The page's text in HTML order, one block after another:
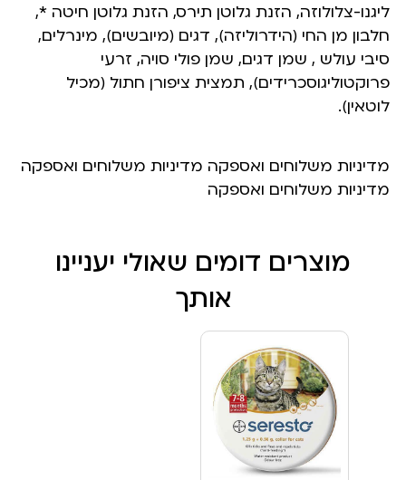
ליגנו-צלולוזה, הזנת גלוטן תירס, הזנת גלוטן חיטה *,
חלבון מן החי (הידרוליזה), דגים (מיובשים), מינרלים,
סיבי עולש , שמן דגים, שמן פולי סויה, זרעי
פרוקטוליגוסכרידים), תמצית ציפורן חתול (מכיל
לוטאין).
מדיניות משלוחים ואספקה מדיניות משלוחים ואספקה
מדיניות משלוחים ואספקה
מוצרים דומים שאולי יעניינו
אותך